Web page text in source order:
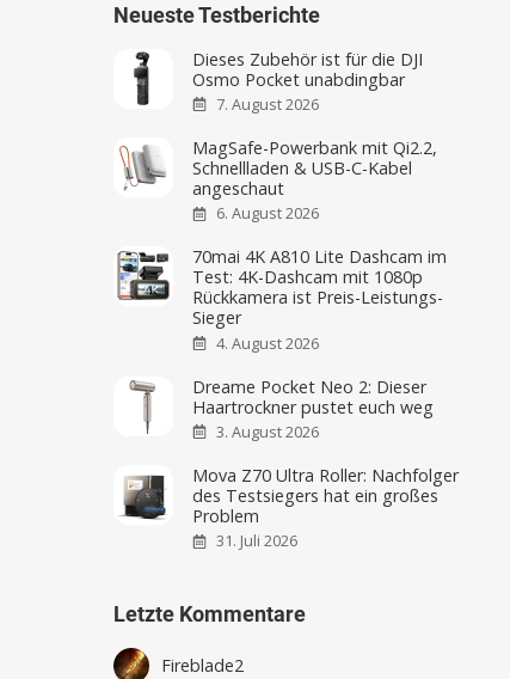
Neueste Testberichte
Dieses Zubehör ist für die DJI
Osmo Pocket unabdingbar
7. August 2026
MagSafe-Powerbank mit Qi2.2,
Schnellladen & USB-C-Kabel
angeschaut
6. August 2026
70mai 4K A810 Lite Dashcam im
Test: 4K-Dashcam mit 1080p
Rückkamera ist Preis-Leistungs-
Sieger
4. August 2026
Dreame Pocket Neo 2: Dieser
Haartrockner pustet euch weg
3. August 2026
Mova Z70 Ultra Roller: Nachfolger
des Testsiegers hat ein großes
Problem
31. Juli 2026
Letzte Kommentare
Fireblade2